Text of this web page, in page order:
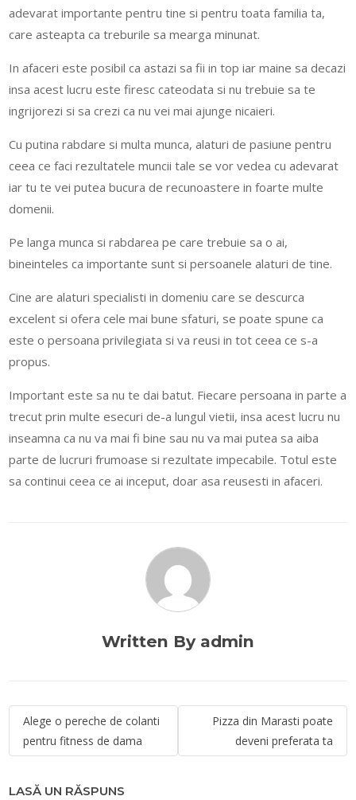
adevarat importante pentru tine si pentru toata familia ta,
care asteapta ca treburile sa mearga minunat.
In afaceri este posibil ca astazi sa fii in top iar maine sa decazi
insa acest lucru este firesc cateodata si nu trebuie sa te
ingrijorezi si sa crezi ca nu vei mai ajunge nicaieri.
Cu putina rabdare si multa munca, alaturi de pasiune pentru
ceea ce faci rezultatele muncii tale se vor vedea cu adevarat
iar tu te vei putea bucura de recunoastere in foarte multe
domenii.
Pe langa munca si rabdarea pe care trebuie sa o ai,
bineinteles ca importante sunt si persoanele alaturi de tine.
Cine are alaturi specialisti in domeniu care se descurca
excelent si ofera cele mai bune sfaturi, se poate spune ca
este o persoana privilegiata si va reusi in tot ceea ce s-a
propus.
Important este sa nu te dai batut. Fiecare persoana in parte a
trecut prin multe esecuri de-a lungul vietii, insa acest lucru nu
inseamna ca nu va mai fi bine sau nu va mai putea sa aiba
parte de lucruri frumoase si rezultate impecabile. Totul este
sa continui ceea ce ai inceput, doar asa reusesti in afaceri.
Written By admin
Navigare
în
articole
Alege o pereche de colanti
pentru fitness de dama
Pizza din Marasti poate
deveni preferata ta
LASĂ UN RĂSPUNS